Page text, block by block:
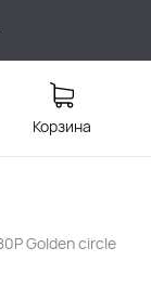
Корзина
Golden circle